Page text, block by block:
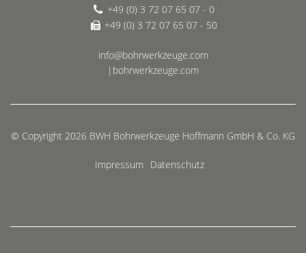
+49 (0) 3 72 07 65 07 - 0
+49 (0) 3 72 07 65 07 - 50
info@bohrwerkzeuge.com
|bohrwerkzeuge.com
© Copyright 2026 BWH Bohrwerkzeuge Hoffmann GmbH & Co. KG
Impressum Datenschutz